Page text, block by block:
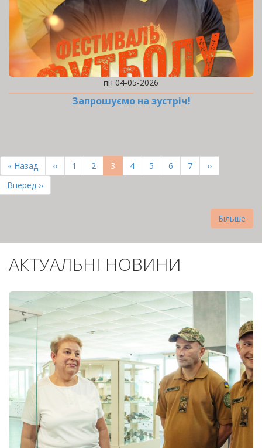
пн 04-05-2026
Запрошуємо на зустріч!
НА
СТОРІНКИ
Перша
сторінка
« Назад
Попередня
сторінка
‹‹ Page
1 Page
2
Поточна
сторінка
3 Page
4 Page
5 Page
6 Page
7
Наступна
сторінка
››
Остання
сторінка
Вперед ››
Більше
АКТУАЛЬНІ НОВИНИ